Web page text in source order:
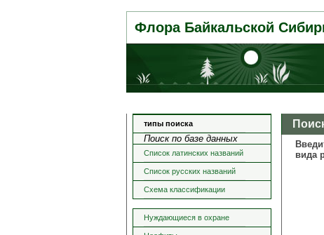
Флора Байкальской
типы поиска
Поиск по базе данных
Список латинских названий
Список русских названий
Схема классификации
Нуждающиеся в охране
вида